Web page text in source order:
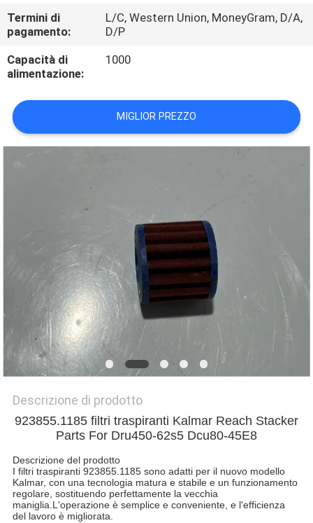
DI
QUALITÀ
CONTATTICI
RICHIEDA
CITAZIONE
MAPPA
DEL
SITO
PRIVACY
POLICY
Termini di
pagamento:
L/C, Western Union, MoneyGram, D/A,
D/P
Capacità di
alimentazione:
1000
MIGLIOR PREZZO
Descrizione di prodotto
923855.1185 filtri traspiranti Kalmar Reach Stacker
Parts For Dru450-62s5 Dcu80-45E8
Descrizione del prodotto
I filtri traspiranti 923855.1185 sono adatti per il nuovo modello
Kalmar, con una tecnologia matura e stabile e un funzionamento
regolare, sostituendo perfettamente la vecchia
maniglia.L'operazione è semplice e conveniente, e l'efficienza
del lavoro è migliorata.